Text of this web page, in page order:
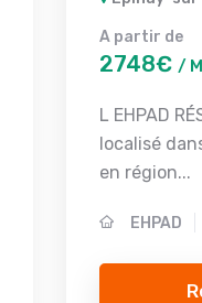
A partir de
2748€ /
L EHPAD
localisé
en région...
EHPAD